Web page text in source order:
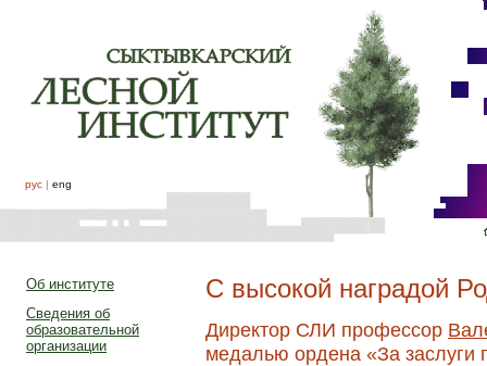
рус | eng
Об институте
Сведения об
образовательной
организации
С высокой наградой
Директор СЛИ профессор
медалью ордена «За заслуги